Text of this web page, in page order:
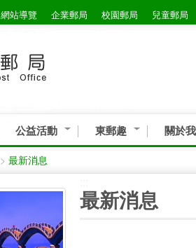
網站導覽 企業郵局 校園郵局 兒童郵局
公益活動 東郵趣 關於
> 最新消息
最新消息